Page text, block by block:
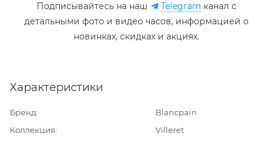
Подписывайтесь на наш Telegram канал c
детальными фото и видео часов, информацией о
новинках, скидках и акциях.
Характеристики
Бренд
Blancpain
Коллекция
Villeret